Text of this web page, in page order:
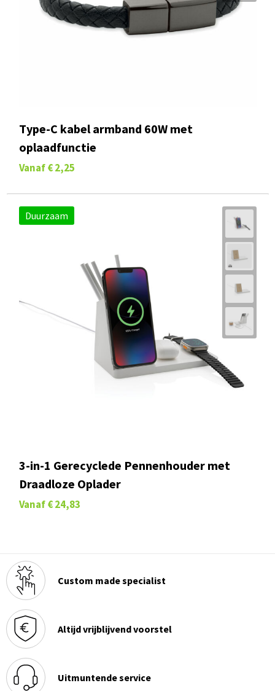
Type-C kabel armband 60W met
oplaadfunctie
Vanaf € 2,25
Duurzaam
3-in-1 Gerecyclede Pennenhouder met
Draadloze Oplader
Vanaf € 24,83
Custom made specialist
Altijd vrijblijvend voorstel
Uitmuntende service